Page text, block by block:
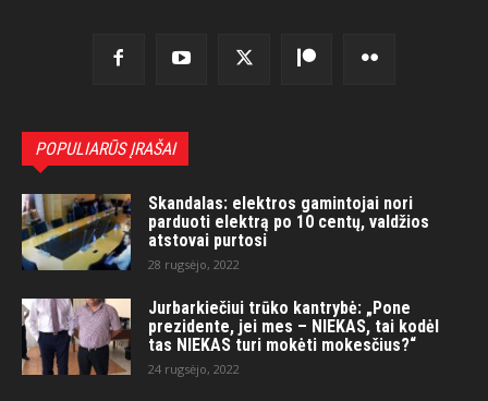
POPULIARŪS ĮRAŠAI
Skandalas: elektros gamintojai nori
parduoti elektrą po 10 centų, valdžios
atstovai purtosi
28 rugsėjo, 2022
Jurbarkiečiui trūko kantrybė: „Pone
prezidente, jei mes – NIEKAS, tai kodėl
tas NIEKAS turi mokėti mokesčius?“
24 rugsėjo, 2022